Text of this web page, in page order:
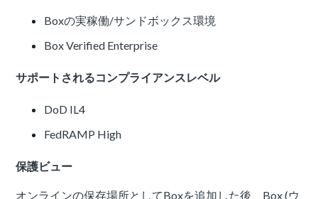
Boxの実稼働/サンドボックス環境
Box Verified Enterprise
サポートされるコンプライアンスレベル
DoD IL4
FedRAMP High
保護ビュー
オンラインの保存場所としてBoxを追加した後、Box (ウ